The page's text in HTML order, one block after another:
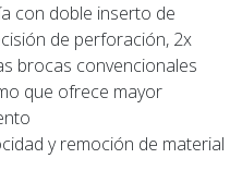
con doble inserto de
de perforación, 2x
brocas convencionales
que ofrece mayor
y remoción de material